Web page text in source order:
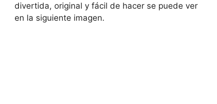
divertida, original y fácil de hacer se puede ver
en la siguiente imagen.